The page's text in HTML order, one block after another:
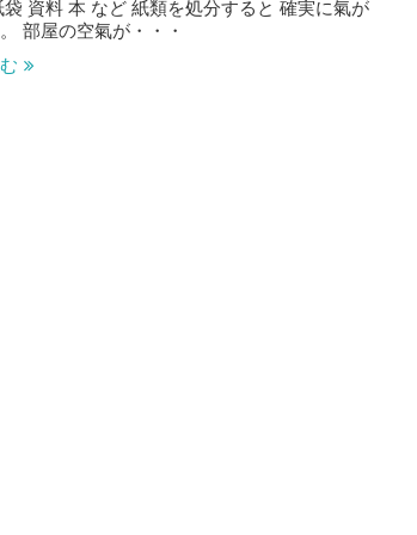
資料 本 など 紙類を処分すると 確実に氣が
部屋の空氣が・・・